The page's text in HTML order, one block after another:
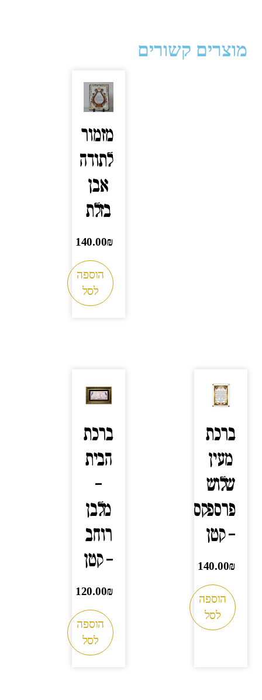
מוצרים קשורים
מזמור
לתודה
אבן
בזלת
140.00₪
הוספה
לסל
ברכת
מעין
שלוש
פרספקס
– קטן
140.00₪
הוספה
לסל
ברכת
הבית
–
מלבן
רוחב
– קטן
120.00₪
הוספה
לסל